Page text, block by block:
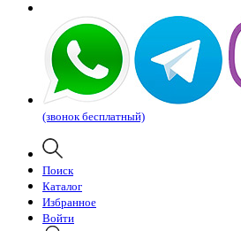
(звонок бесплатный)
Поиск
Каталог
Избранное
Войти